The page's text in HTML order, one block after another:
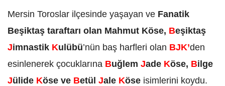
Mersin Toroslar ilçesinde yaşayan ve Fanatik
Beşiktaş taraftarı olan Mahmut Köse, Beşiktaş
Jimnastik Kulübü’nün baş harfleri olan BJK’den
esinlenerek çocuklarına Buğlem Jade Köse, Bilge
Jülide Köse ve Betül Jale Köse isimlerini koydu.